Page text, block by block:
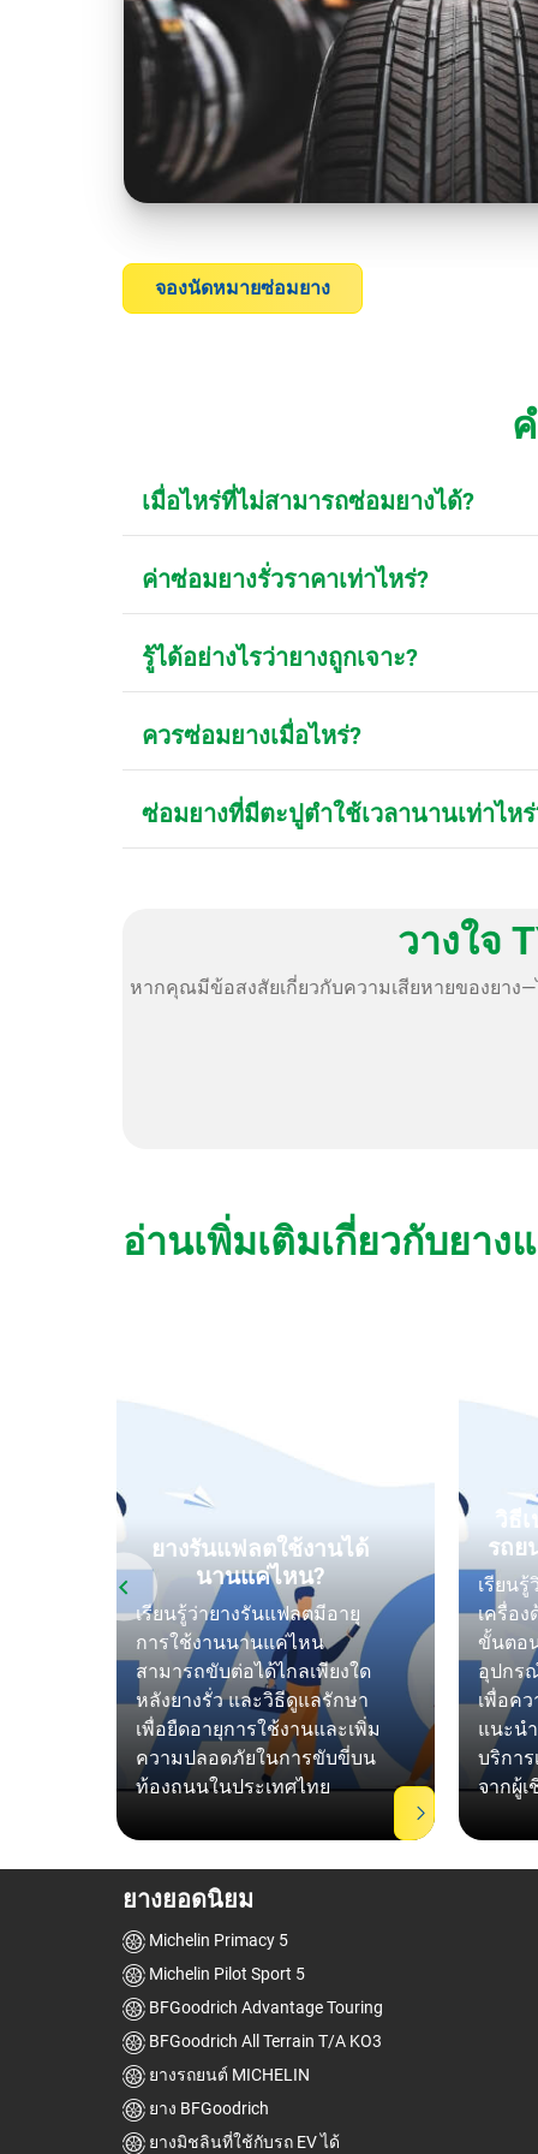
จองนัดหมายซ่อมยาง
เมื่อไหร่ที่ไม่สามารถซ่อมยางได้?
ค่าซ่อมยางรั่วราคาเท่าไหร่?
รู้ได้อย่างไรว่ายางถูกเจาะ?
ควรซ่อมยางเมื่อไหร่?
ซ่อมยางที่มีตะปูตำใช้เวลานานเท่าไห
วางใจ
หากคุณมีข้อสงสัยเกี่ยวกับความเสียหายของยา
อ่านเพิ่มเติมเกี่ยวกับยา
ยางรันแฟลตใช้งานได้
นานแค่ไหน?
เรียนรู้ว่ายางรันแฟลตมีอายุ
การใช้งานนานแค่ไหน
สามารถขับต่อได้ไกลเพียงใด
หลังยางรั่ว และวิธีดูแลรักษา
เพื่อยืดอายุการใช้งานและเพิ่ม
ความปลอดภัยในการขับขี่บน
ท้องถนนในประเทศไทย
วิธี
รถย
เรียน
เครื่อง
ขั้นตอ
อุปกร
เพื่อค
แนะน
บริกา
จากผู้
15
ยางยอดนิยม
Michelin Primacy 5
Michelin Pilot Sport 5
BFGoodrich Advantage Touring
BFGoodrich All Terrain T/A KO3
ยางรถยนต์ MICHELIN
ยาง BFGoodrich
ยางมิชลินที่ใช้กับรถ EV ได้